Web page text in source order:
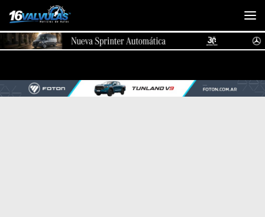
Saltar al contenido